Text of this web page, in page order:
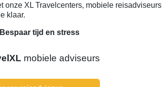
onze XL Travelcenters, mobiele reisadviseurs
klaar.
tijd en stress
mobiele adviseurs